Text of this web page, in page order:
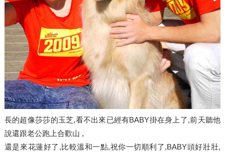
長的超像莎莎的玉芝,看不出來已經有BABY掛在身上了,前天聽他
說還跟老公跑上合歡山 ,
還是來花蓮好了,比較溫和一點,祝你一切順利了,BABY頭好壯壯,